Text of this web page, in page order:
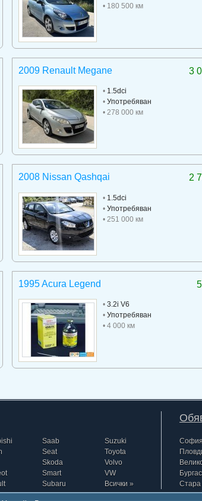
• 180 500 км
3
2009 Renault Megane
•1.5dci
•Употребяван
• 278 000 км
2
2008 Nissan Qashqai
•1.5dci
•Употребяван
• 251 000 км
1995 Acura Legend
•3.2i V6
•Употребяван
• 4 000 км
Saab
Seat
Skoda
Smart
Subaru
Suzuki
Toyota
Volvo
VW
Всички »
София
Бургас
Стара